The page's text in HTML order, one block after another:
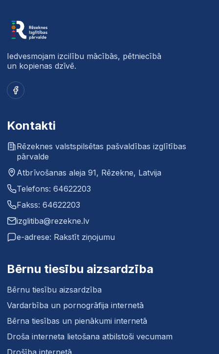
Iedvesmojam izcilību mācībās, pētniecībā
un kopienas dzīvē.
Facebook
Kontakti
Rēzeknes valstspilsētas pašvaldības izglītības
pārvalde
Atbrīvošanas aleja 91, Rēzekne, Latvija
Telefons: 64622203
Fakss: 64622203
izglitiba@rezekne.lv
e-adrese: Rakstīt ziņojumu
Bērnu tiesību aizsardzība
Bērnu tiesību aizsardzība
Vardarbība un pornogrāfija internetā
Bērna tiesības un pienākumi internetā
Droša interneta lietošana atbilstoši vecumam
Drošība internetā